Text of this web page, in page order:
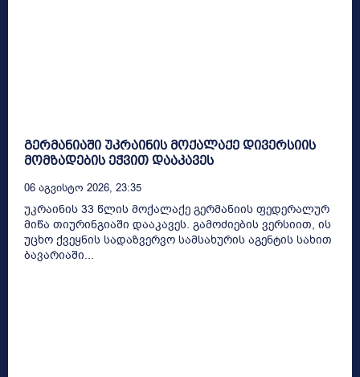
გერმანიაში უკრაინის მოქალაქე დივერსიის
მომზადების ეჭვით დააკავეს
06 Აგვისტო 2026, 23:35
უკრაინის 33 წლის მოქალაქე გერმანიის ფედერალურ
მიწა თიურინგიაში დააკავეს. გამოძიების ვერსიით, ის
უცხო ქვეყნის სადაზვერვო სამსახურის აგენტის სახით
ბავარიაში...